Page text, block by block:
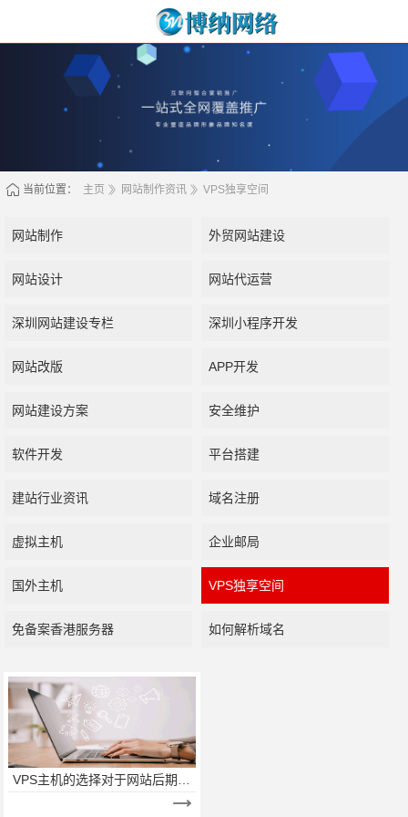
当前位置： 主页 网站制作资讯 VPS独享空间
网站制作 外贸网站建设
网站设计 网站代运营
深圳网站建设专栏 深圳小程序开发
网站改版 APP开发
网站建设方案 安全维护
软件开发 平台搭建
建站行业资讯 域名注册
虚拟主机 企业邮局
国外主机 VPS独享空间
免备案香港服务器 如何解析域名
VPS主机的选择对于网站后期推